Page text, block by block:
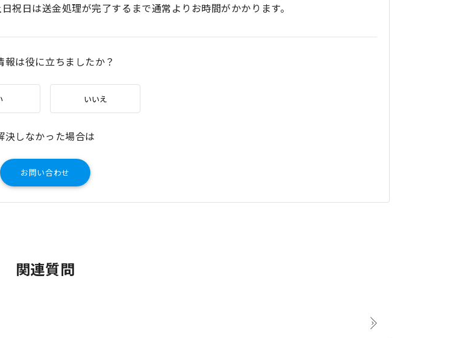
祝日は送金処理が完了するまで通常よりお時間がかかります。
報は役に立ちましたか？
いいえ
決しなかった場合は
お問い合わせ
関連質問